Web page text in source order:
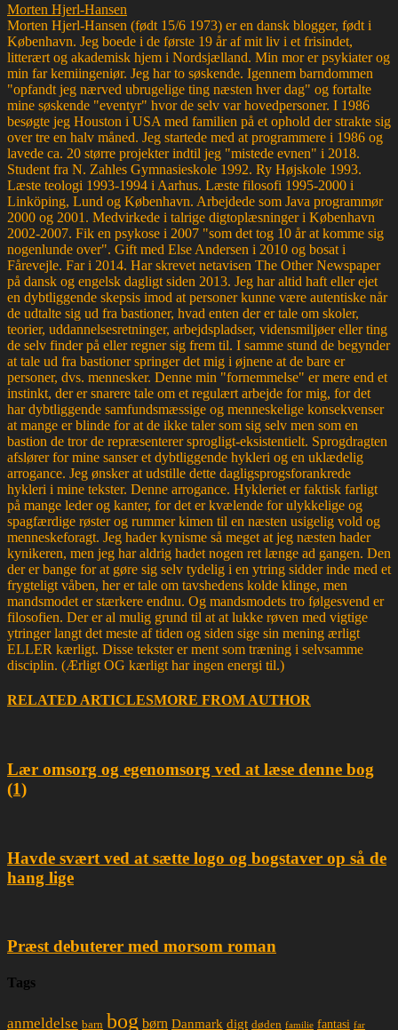
Morten Hjerl-Hansen
Morten Hjerl-Hansen (født 15/6 1973) er en dansk blogger, født i
København. Jeg boede i de første 19 år af mit liv i et frisindet,
litterært og akademisk hjem i Nordsjælland. Min mor er psykiater og
min far kemiingeniør. Jeg har to søskende. Igennem barndommen
"opfandt jeg nærved ubrugelige ting næsten hver dag" og fortalte
mine søskende "eventyr" hvor de selv var hovedpersoner. I 1986
besøgte jeg Houston i USA med familien på et ophold der strakte sig
over tre en halv måned. Jeg startede med at programmere i 1986 og
lavede ca. 20 større projekter indtil jeg "mistede evnen" i 2018.
Student fra N. Zahles Gymnasieskole 1992. Ry Højskole 1993.
Læste teologi 1993-1994 i Aarhus. Læste filosofi 1995-2000 i
Linköping, Lund og København. Arbejdede som Java programmør
2000 og 2001. Medvirkede i talrige digtoplæsninger i København
2002-2007. Fik en psykose i 2007 "som det tog 10 år at komme sig
nogenlunde over". Gift med Else Andersen i 2010 og bosat i
Fårevejle. Far i 2014. Har skrevet netavisen The Other Newspaper
på dansk og engelsk dagligt siden 2013. Jeg har altid haft eller ejet
en dybtliggende skepsis imod at personer kunne være autentiske når
de udtalte sig ud fra bastioner, hvad enten der er tale om skoler,
teorier, uddannelsesretninger, arbejdspladser, vidensmiljøer eller ting
de selv finder på eller regner sig frem til. I samme stund de begynder
at tale ud fra bastioner springer det mig i øjnene at de bare er
personer, dvs. mennesker. Denne min "fornemmelse" er mere end et
instinkt, der er snarere tale om et regulært arbejde for mig, for det
har dybtliggende samfundsmæssige og menneskelige konsekvenser
at mange er blinde for at de ikke taler som sig selv men som en
bastion de tror de repræsenterer sprogligt-eksistentielt. Sprogdragten
afslører for mine sanser et dybtliggende hykleri og en uklædelig
arrogance. Jeg ønsker at udstille dette dagligsprogsforankrede
hykleri i mine tekster. Denne arrogance. Hykleriet er faktisk farligt
på mange leder og kanter, for det er kvælende for ulykkelige og
spagfærdige røster og rummer kimen til en næsten usigelig vold og
menneskeforagt. Jeg hader kynisme så meget at jeg næsten hader
kynikeren, men jeg har aldrig hadet nogen ret længe ad gangen. Den
der er bange for at gøre sig selv tydelig i en ytring sidder inde med et
frygteligt våben, her er tale om tavshedens kolde klinge, men
mandsmodet er stærkere endnu. Og mandsmodets tro følgesvend er
filosofien. Der er al mulig grund til at at lukke røven med vigtige
ytringer langt det meste af tiden og siden sige sin mening ærligt
ELLER kærligt. Disse tekster er ment som træning i selvsamme
disciplin. (Ærligt OG kærligt har ingen energi til.)
RELATED ARTICLESMORE FROM AUTHOR
Lær omsorg og egenomsorg ved at læse denne bog
(1)
Havde svært ved at sætte logo og bogstaver op så de
hang lige
Præst debuterer med morsom roman
Tags
anmeldelse barn bog børn Danmark digt døden familie fantasi far